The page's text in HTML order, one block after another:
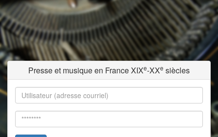
Presse et musique en France XIXe-XXe siècles